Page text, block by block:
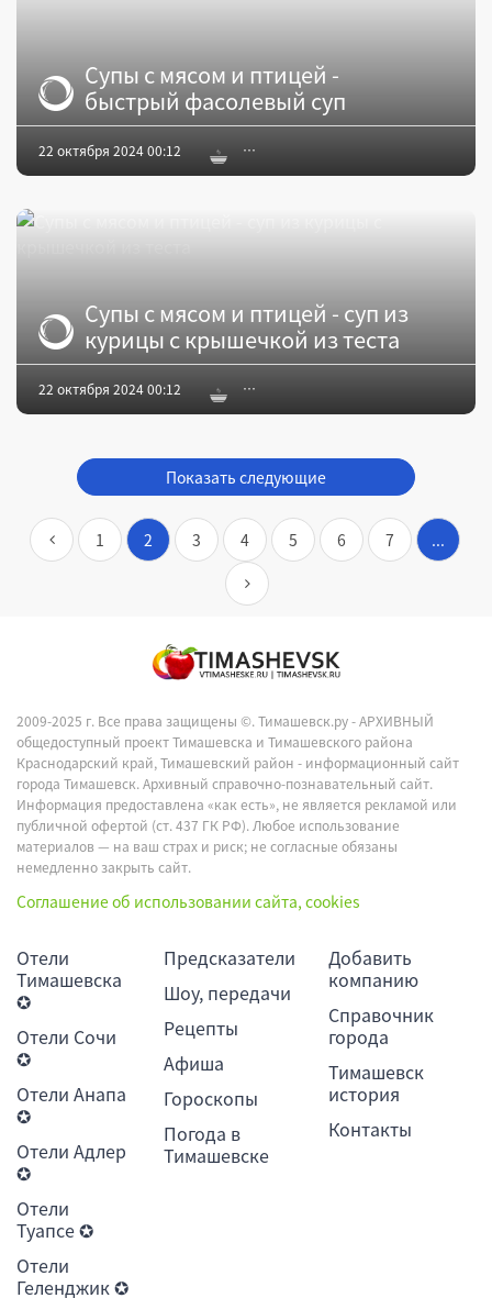
Супы с мясом и птицей -
быстрый фасолевый суп
22 октября 2024 00:12
Супы с мясом и птицей - суп из
курицы с крышечкой из теста
22 октября 2024 00:12
Показать следующие
1 2 3 4 5 6 7 ...
2009-2025 г. Все права защищены ©.Тимашевск.ру - АРХИВНЫЙ
общедоступный проект Тимашевска и Тимашевского района
Краснодарский край, Тимашевский район - информационный сайт
города Тимашевск. Архивный справочно-познавательный сайт.
Информация предоставлена «как есть», не является рекламой или
публичной офертой (ст. 437 ГК РФ). Любое использование
материалов — на ваш страх и риск; не согласные обязаны
немедленно закрыть сайт.
Соглашение об использовании сайта, cookies
Отели
Тимашевска
✪
Отели Сочи
✪
Отели Анапа
✪
Отели Адлер
✪
Отели
Туапсе ✪
Отели
Геленджик ✪
Предсказатели
Шоу, передачи
Рецепты
Афиша
Гороскопы
Погода в
Тимашевске
Добавить
компанию
Справочник
города
Тимашевск
история
Контакты